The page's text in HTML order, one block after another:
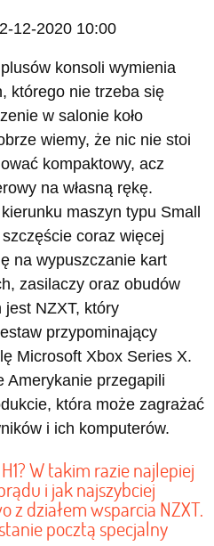
12-2020 10:00
konsoli wymienia
którego nie trzeba się
w salonie koło
wiemy, że nic nie stoi
kompaktowy, acz
na własną rękę.
maszyn typu Small
coraz więcej
na wypuszczanie kart
zasilaczy oraz obudów
NZXT, który
przypominający
Microsoft Xbox Series X.
Amerykanie przegapili
która może zagrażać
i ich komputerów.
W takim razie najlepiej
i jak najszybciej
z działem wsparcia NZXT.
pocztą specjalny